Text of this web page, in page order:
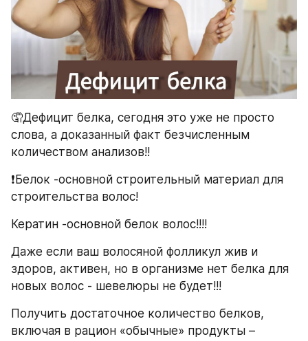
🤦Дефицит белка, сегодня это уже не просто
слова, а доказанный факт безчисленным
количеством анализов!!
❗Белок -основной строительный материал для
строительства волос!
Кератин -основной белок волос!!!!
Даже если ваш волосяной фолликул жив и
здоров, активен, но в организме нет белка для
новых волос - шевелюры не будет!!!
Получить достаточное количество белков,
включая в рацион «обычные» продукты –